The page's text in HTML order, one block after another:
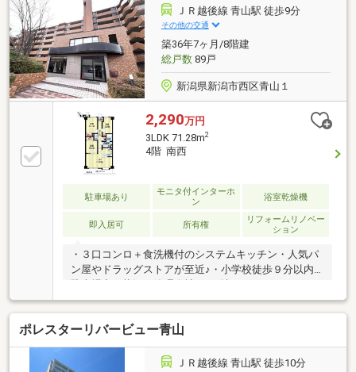
多いバス停「青山一丁目」まで徒歩約3分と交通アク
セス良好～ 周辺環境（徒歩） ～■イオン新潟青山
店・・約6分■東青山小学校・・約10分■小針中学
校・・約10分※指定の仲介会社の仲介が必要になりま
す
ＪＲ越後線 青山駅 徒歩9分
その他の交通
築36年7ヶ月/8階建
総戸数89戸
新潟県新潟市西区青山１
2,290万円
3LDK 71.28m2
4階 南西
駐車場あり
モニタ付インターホ
ン
浴室乾燥機
即入居可 所有権
リフォームリノベー
ション
・３口コンロ＋食洗機付のシステムキッチン・人気パ
ン屋やドラッグストアが至近♪・小学校徒歩９分以内※
ポレスターリバービュー青山
ＪＲ越後線 青山駅 徒歩10分